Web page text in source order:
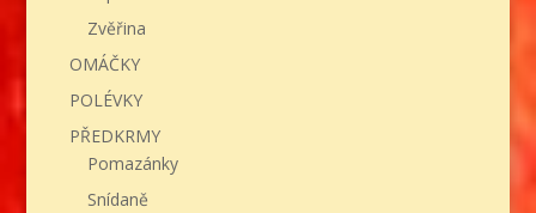
Zvěřina
OMÁČKY
POLÉVKY
PŘEDKRMY
Pomazánky
Snídaně